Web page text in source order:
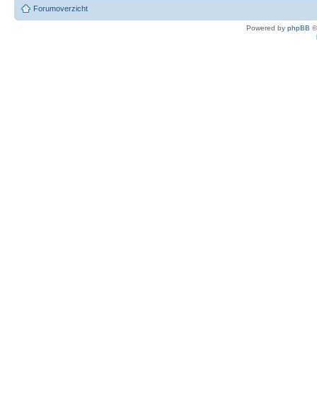
Forumoverzicht
Powered by phpBB